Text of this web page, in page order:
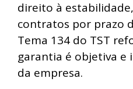
direito à
contratos por prazo
Tema 134 do TST
garantia é objetiva e
da empresa.